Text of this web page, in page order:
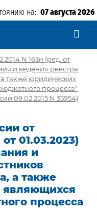
на: 07 августа 2026
N 163н (ред. от
и ведения реестра
также юридических
процесса"
09.02.2015 N 35954)
от
от 01.03.2023)
и
а также
являющихся
процесса